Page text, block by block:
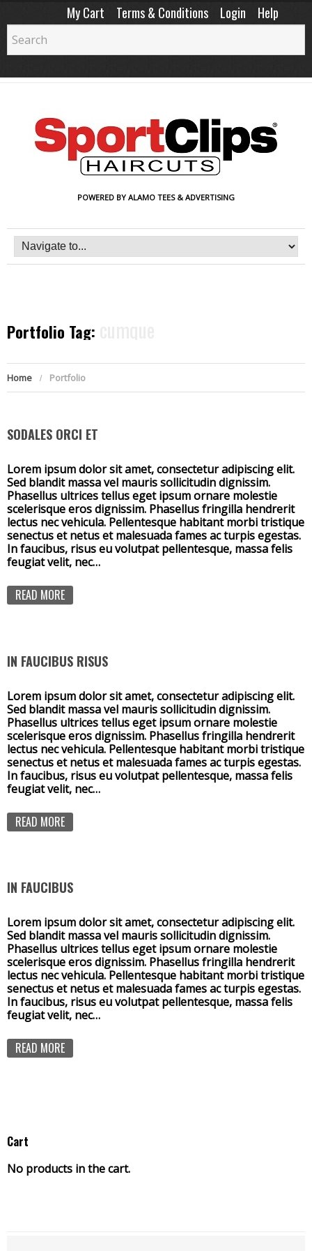
My Cart Terms & Conditions Login Help
POWERED BY ALAMO TEES & ADVERTISING
Portfolio Tag:
Home Portfolio
SODALES ORCI ET
Lorem ipsum dolor sit amet, consectetur adipiscing elit.
Sed blandit massa vel mauris sollicitudin dignissim.
Phasellus ultrices tellus eget ipsum ornare molestie
scelerisque eros dignissim. Phasellus fringilla hendrerit
lectus nec vehicula. Pellentesque habitant morbi tristique
senectus et netus et malesuada fames ac turpis egestas.
In faucibus, risus eu volutpat pellentesque, massa felis
feugiat velit, nec…
READ MORE
IN FAUCIBUS RISUS
Lorem ipsum dolor sit amet, consectetur adipiscing elit.
Sed blandit massa vel mauris sollicitudin dignissim.
Phasellus ultrices tellus eget ipsum ornare molestie
scelerisque eros dignissim. Phasellus fringilla hendrerit
lectus nec vehicula. Pellentesque habitant morbi tristique
senectus et netus et malesuada fames ac turpis egestas.
In faucibus, risus eu volutpat pellentesque, massa felis
feugiat velit, nec…
READ MORE
IN FAUCIBUS
Lorem ipsum dolor sit amet, consectetur adipiscing elit.
Sed blandit massa vel mauris sollicitudin dignissim.
Phasellus ultrices tellus eget ipsum ornare molestie
scelerisque eros dignissim. Phasellus fringilla hendrerit
lectus nec vehicula. Pellentesque habitant morbi tristique
senectus et netus et malesuada fames ac turpis egestas.
In faucibus, risus eu volutpat pellentesque, massa felis
feugiat velit, nec…
READ MORE
Cart
No products in the cart.